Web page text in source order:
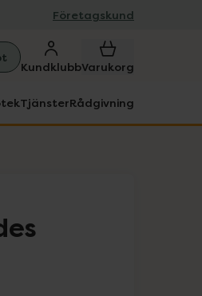
Företagskund
KundklubbVarukorg
TjänsterRådgivning